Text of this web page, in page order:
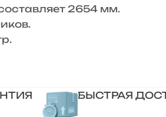
2654 мм.
БЫСТРАЯ